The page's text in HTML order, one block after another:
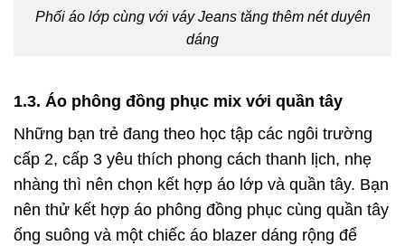
Phối áo lớp cùng với váy Jeans tăng thêm nét duyên
dáng
1.3. Áo phông đồng phục mix với quần tây
Những bạn trẻ đang theo học tập các ngôi trường
cấp 2, cấp 3 yêu thích phong cách thanh lịch, nhẹ
nhàng thì nên chọn kết hợp áo lớp và quần tây. Bạn
nên thử kết hợp áo phông đồng phục cùng quần tây
ống suông và một chiếc áo blazer dáng rộng để